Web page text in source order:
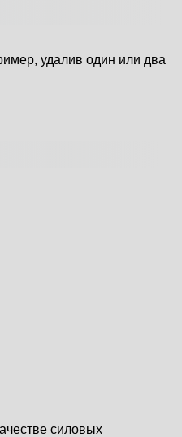
удалив один или два
силовых